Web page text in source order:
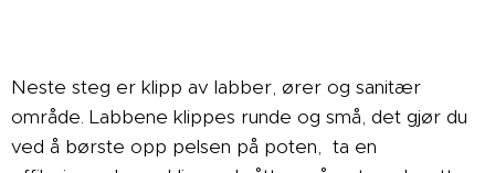
Neste steg er klipp av labber, ører og sanitær
område. Labbene klippes runde og små, det gjør du
ved å børste opp pelsen på poten, ta en